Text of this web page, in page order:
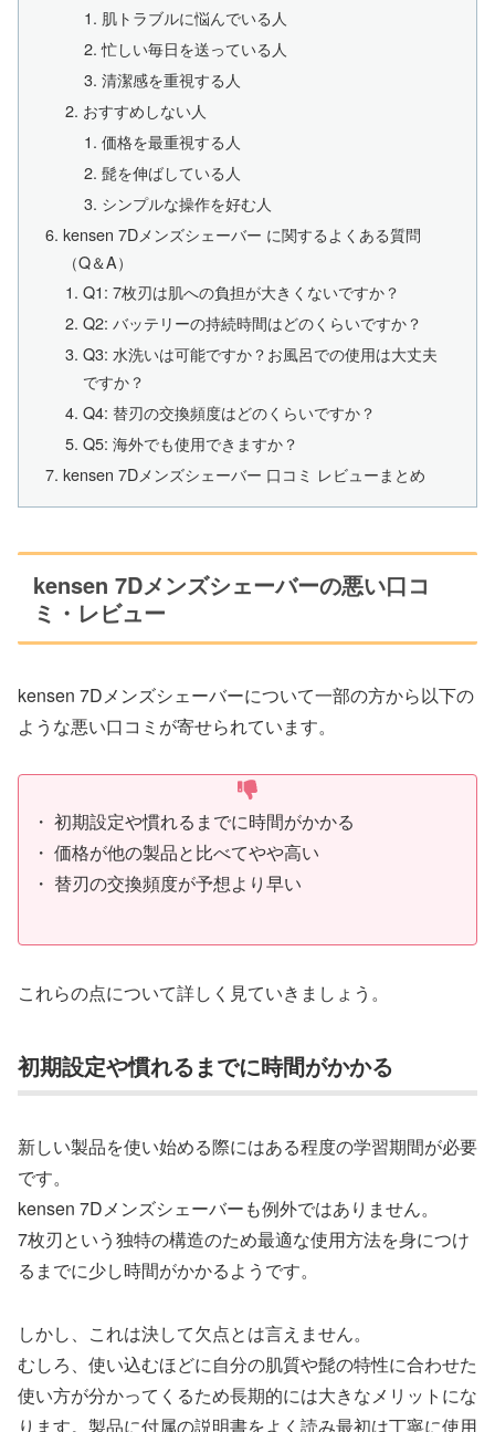
肌トラブルに悩んでいる人
忙しい毎日を送っている人
清潔感を重視する人
おすすめしない人
価格を最重視する人
髭を伸ばしている人
シンプルな操作を好む人
kensen 7Dメンズシェーバー に関するよくある質問
（Q＆A）
Q1: 7枚刃は肌への負担が大きくないですか？
Q2: バッテリーの持続時間はどのくらいですか？
Q3: 水洗いは可能ですか？お風呂での使用は大丈夫
ですか？
Q4: 替刃の交換頻度はどのくらいですか？
Q5: 海外でも使用できますか？
kensen 7Dメンズシェーバー 口コミ レビューまとめ
kensen 7Dメンズシェーバーの悪い口コ
ミ・レビュー
kensen 7Dメンズシェーバーについて一部の方から以下の
ような悪い口コミが寄せられています。
・ 初期設定や慣れるまでに時間がかかる
・ 価格が他の製品と比べてやや高い
・ 替刃の交換頻度が予想より早い
これらの点について詳しく見ていきましょう。
初期設定や慣れるまでに時間がかかる
新しい製品を使い始める際にはある程度の学習期間が必要
です。
kensen 7Dメンズシェーバーも例外ではありません。
7枚刃という独特の構造のため最適な使用方法を身につけ
るまでに少し時間がかかるようです。
しかし、これは決して欠点とは言えません。
むしろ、使い込むほどに自分の肌質や髭の特性に合わせた
使い方が分かってくるため長期的には大きなメリットにな
ります。製品に付属の説明書をよく読み最初は丁寧に使用